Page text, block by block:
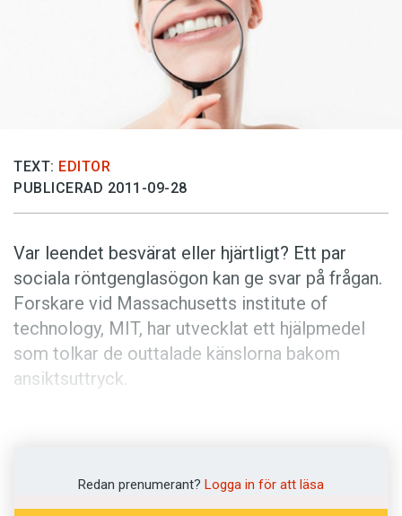
Bokrecensioner
Anmäl till språkpolisen
Annonsera
Läs Språktidningen digitalt
Press
TEXT: EDITOR
PUBLICERAD 2011-09-28
Var leendet besvärat eller hjärtligt? Ett par
sociala röntgenglasögon kan ge svar på frågan.
Forskare vid Massachusetts institute of
technology, MIT, har utvecklat ett hjälpmedel
som tolkar de outtalade känslorna bakom
ansiktsuttryck.
Kameran filmar ansiktsuttrycken som i sin tur
analyseras av ett datorprogram och blixtsnabbt
Redan prenumerant? Logga in för att läsa